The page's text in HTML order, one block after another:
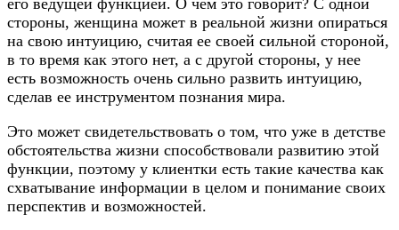
стороны, женщина может в реальной жизни опираться
на свою интуицию, считая ее своей сильной стороной,
в то время как этого нет, а с другой стороны, у нее
есть возможность очень сильно развить интуицию,
сделав ее инструментом познания мира.
Это может свидетельствовать о том, что уже в детстве
обстоятельства жизни способствовали развитию этой
функции, поэтому у клиентки есть такие качества как
схватывание информации в целом и понимание своих
перспектив и возможностей.